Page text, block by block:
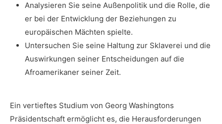
Analysieren ​Sie seine ⁤Außenpolitik ⁢und die Rolle, ​die
‌er ​bei der ‍Entwicklung ​der Beziehungen zu
‍europäischen Mächten spielte.
Untersuchen Sie seine Haltung ⁢zur‌ Sklaverei und die
Auswirkungen seiner⁤ Entscheidungen auf die
Afroamerikaner seiner Zeit.
Ein vertieftes Studium von Georg ⁣Washingtons
Präsidentschaft ermöglicht es, die‍ Herausforderungen